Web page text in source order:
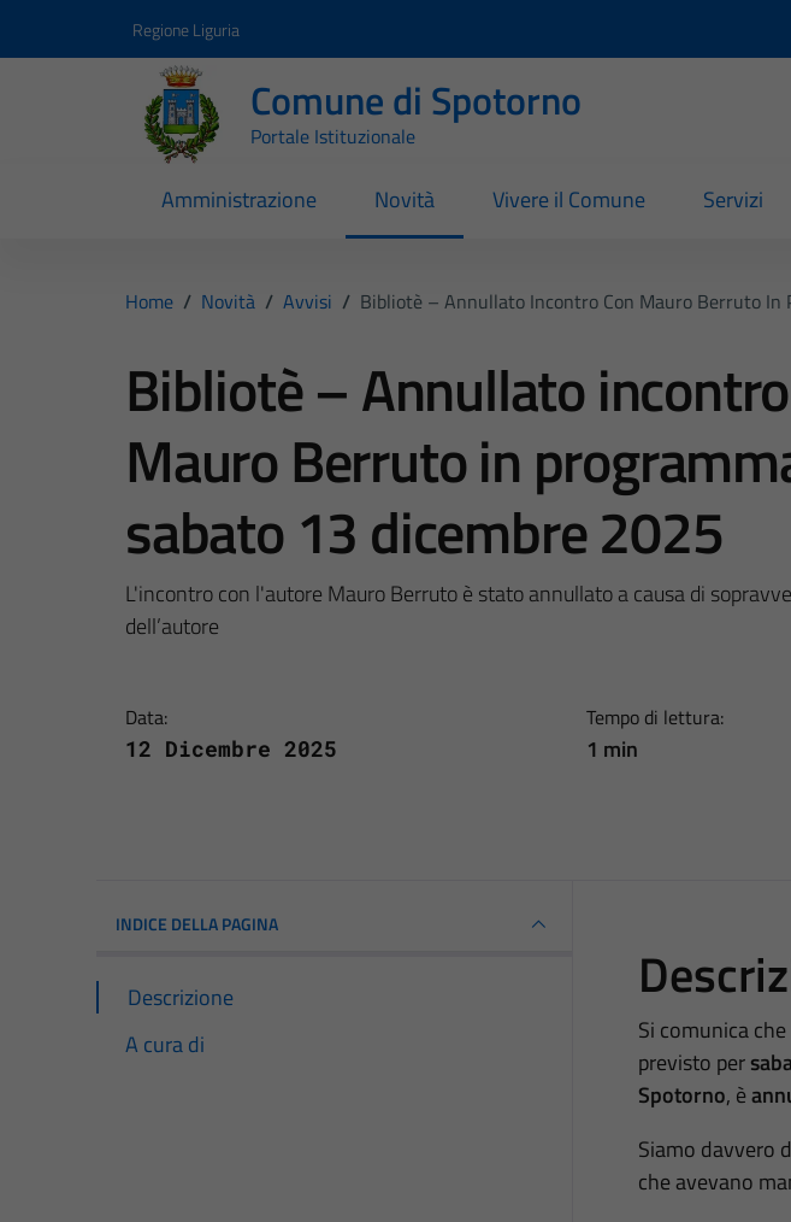
Regione Liguria
Comune di Spotorno
Portale Istituzionale
Amministrazione Novità Vivere il Comune Servizi
Home / Novità / Avvisi / Bibliotè – Annullato Incontro Con Mauro Berruto In
Bibliotè – Annullato
Mauro Berruto in
sabato 13 dicembre 2025
L'incontro con l'autore Mauro Berruto è stato annullato a causa di
dell’autore
Data:
12 Dicembre 2025
Tempo di lettura:
1 min
INDICE DELLA PAGINA
Descrizione
A cura di
Si comunica
previsto per
Spotorno, è
Siamo davvero
che avevano